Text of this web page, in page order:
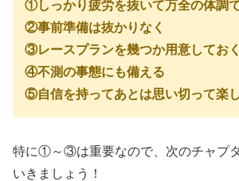
①しっかり疲労を抜いて万全の体調
②事前準備は抜かりなく
③レースプランを幾つか用意しておく
④不測の事態にも備える
⑤自信を持ってあとは思い切って楽
特に①～③は重要なので、次のチャプ
いきましょう！